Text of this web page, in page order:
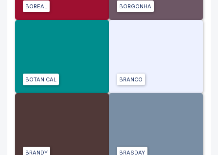
BOREAL BORGONHA
BOTANICAL BRANCO
BRANDY BRASDAY